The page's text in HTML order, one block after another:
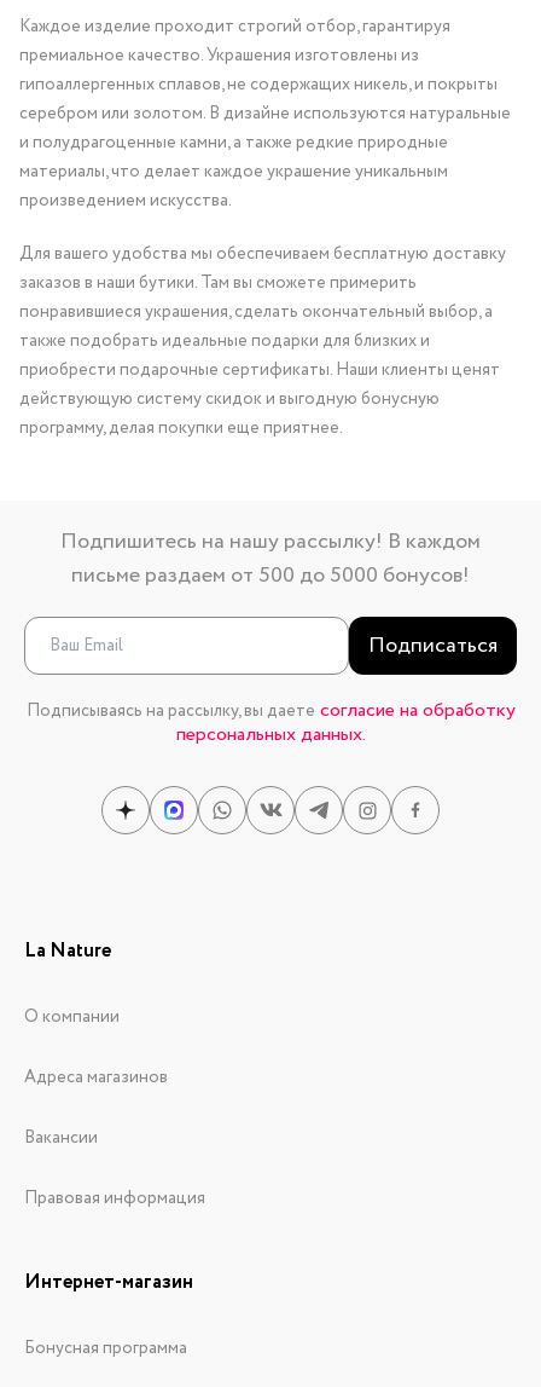
Каждое изделие проходит строгий отбор, гарантируя
премиальное качество. Украшения изготовлены из
гипоаллергенных сплавов, не содержащих никель, и покрыты
серебром или золотом. В дизайне используются натуральные
и полудрагоценные камни, а также редкие природные
материалы, что делает каждое украшение уникальным
произведением искусства.
Для вашего удобства мы обеспечиваем бесплатную доставку
заказов в наши бутики. Там вы сможете примерить
понравившиеся украшения, сделать окончательный выбор, а
также подобрать идеальные подарки для близких и
приобрести подарочные сертификаты. Наши клиенты ценят
действующую систему скидок и выгодную бонусную
программу, делая покупки еще приятнее.
Подпишитесь на нашу рассылку! В каждом
письме раздаем от 500 до 5000 бонусов!
Подписаться
Подписываясь на рассылку, вы даете согласие на обработку
персональных данных.
La Nature
О компании
Адреса магазинов
Вакансии
Правовая информация
Интернет-магазин
Бонусная программа